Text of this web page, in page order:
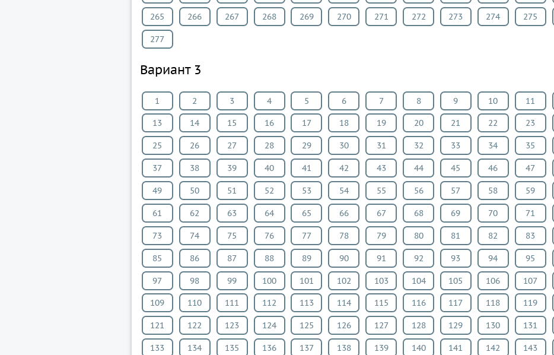
265 266 267 268 269 270 271 272 273 274 275
277
Вариант 3
1 2 3 4 5 6 7 8 9 10 11
13 14 15 16 17 18 19 20 21 22 23
25 26 27 28 29 30 31 32 33 34 35
37 38 39 40 41 42 43 44 45 46 47
49 50 51 52 53 54 55 56 57 58 59
61 62 63 64 65 66 67 68 69 70 71
73 74 75 76 77 78 79 80 81 82 83
85 86 87 88 89 90 91 92 93 94 95
97 98 99 100 101 102 103 104 105 106 107
109 110 111 112 113 114 115 116 117 118 119
121 122 123 124 125 126 127 128 129 130 131
133 134 135 136 137 138 139 140 141 142 143